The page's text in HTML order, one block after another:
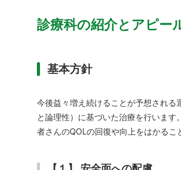
診療科の紹介とアピー
基本方針
今後益々増え続けることが予想され
と論理性）に基づいた治療を行いま
者さんのQOLの回復や向上をはかるこ